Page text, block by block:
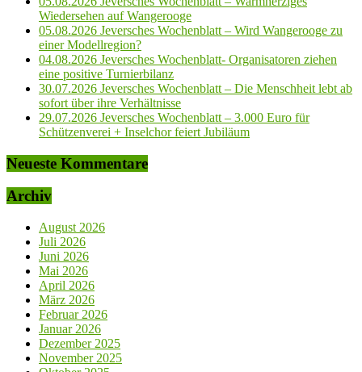
Wiedersehen auf Wangerooge
05.08.2026 Jeversches Wochenblatt – Wird Wangerooge zu
einer Modellregion?
04.08.2026 Jeversches Wochenblatt- Organisatoren ziehen
eine positive Turnierbilanz
30.07.2026 Jeversches Wochenblatt – Die Menschheit lebt ab
sofort über ihre Verhältnisse
29.07.2026 Jeversches Wochenblatt – 3.000 Euro für
Schützenverei + Inselchor feiert Jubiläum
Neueste Kommentare
Archiv
August 2026
Juli 2026
Juni 2026
Mai 2026
April 2026
März 2026
Februar 2026
Januar 2026
Dezember 2025
November 2025